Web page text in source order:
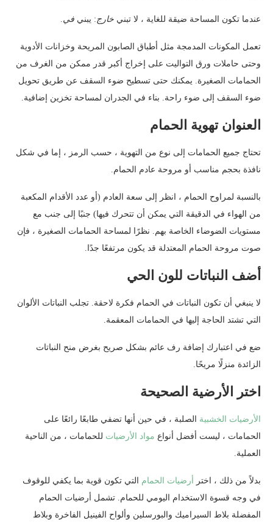
عندما تكون المساحة ضيقة للغاية ، لا تبني خارج: يبني في.
تعمل المكونات المدمجة مثل أطباق الصابون المريحة وخزانات الأدوية
وحتى حاملات ورق التواليت على إخراج أكبر قدر ممكن من الغرف من
الحمامات الصغيرة. يمكنك حتى تسطيح ضوء السقف عن طريق تحويل
ضوء السقف إلى ضوء راحة. بناء في الجدران لمساحة تخزين إضافية.
العنوان تهوية الحمام
تحتاج جميع الحمامات إلى نوع من التهوية ، حسب الرمز ، إما في شكل
نافذة بحجم مناسب أو مروحة عادم الحمام.
بالنسبة لمراوح الحمام ، انظر إلى سعة العادم (أو عدد الأقدام المكعبة
من الهواء في الدقيقة التي يمكن أن تتحرك فيها) جنبًا إلى جنب مع
مستويات الضوضاء الخاصة بهم. نظرًا لمساحة الحمامات الصغيرة ، فإن
صوت مروحة الحمام المعتدلة قد يكون مرتفعًا جدًا.
أضف النباتات للون الحي
لا ينبغي أن تكون النباتات في الحمام فكرة لاحقة. تجلب النباتات الألوان
التي تشتد الحاجة إليها في الحمامات المعقمة.
ضع في اعتبارك إضافة رف عائم بشكل صريح بغرض منح النباتات
الزائدة منزلًا مريحًا.
اختر الأرضية الصحيحة
الأرضيات الخشبية الصلبة ، في حين أنها تضفي طابعًا رائعًا على
الحمامات ، ليست أفضل أنواع مواد الأرضيات للحمامات ، من الناحية
العملية.
بدلاً من ذلك ، اختر أرضيات الحمام التي تكون قوية بما يكفي للوقوف
في وجه قسوة الاستخدام اليومي للحمام. تشمل أرضيات الحمام
المفضلة بلاط السيراميك والبورسلين وألواح الفينيل الفاخرة وبلاط